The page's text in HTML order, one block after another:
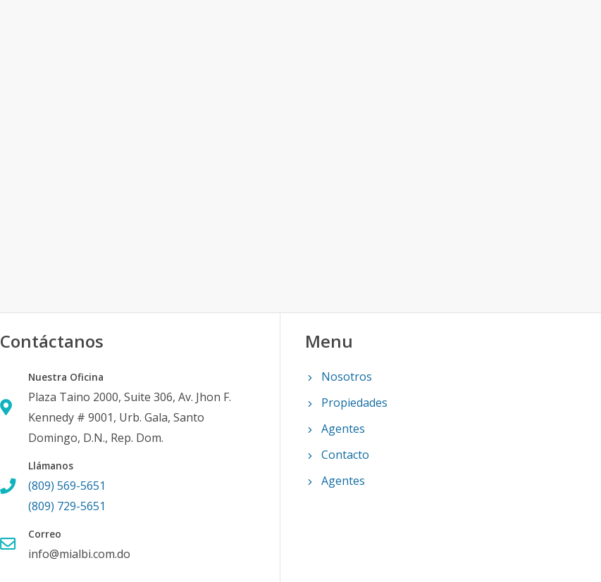
Contáctanos
Nuestra Oficina
Plaza Taino 2000, Suite 306, Av. Jhon F.
Kennedy # 9001, Urb. Gala, Santo
Domingo, D.N., Rep. Dom.
Llámanos
(809) 569-5651
(809) 729-5651
Correo
info@mialbi.com.do
Menu
Nosotros
Propiedades
Agentes
Contacto
Agentes